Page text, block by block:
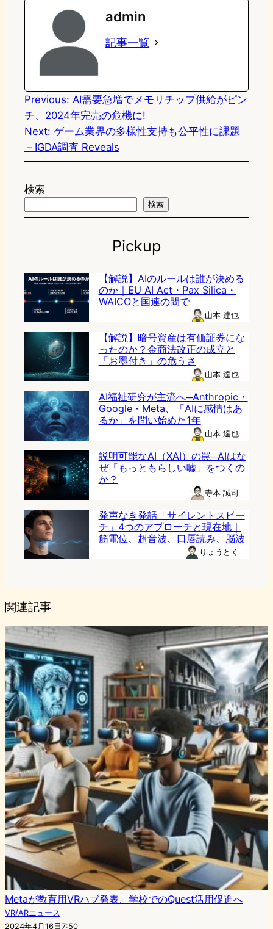
o
d
n
s
k
k
admin
記事一覧
Previous: AI需要急増でメモリチップ供給がピン
チ、2024年完売の危機に!
Next: ゲーム業界の多様性支持も公平性に課題
－IGDA調査 Reveals
検索
検索
Pickup
【解説】AIのルールは誰が決める
のか｜EU AI Act・Pax Silica・
WAICOと国連の間で
山本 達也
【解説】暗号資産は有価証券にな
ったのか？金商法改正の成立と
「お墨付き」の危うさ
山本 達也
AI福祉研究が主流へ─Anthropic・
Google・Meta、「AIに感情はあ
るか」を問い始めた1年
山本 達也
説明可能なAI（XAI）の罠─AIはな
ぜ「もっともらしい嘘」をつくの
か？
寺本 誠司
発声なき発話「サイレントスピー
チ」4つのアプローチと現在地｜
筋電位、超音波、口唇読み、脳波
りょうとく
関連記事
Metaが教育用VRハブ発表、学校でのQuest活用促進へ
VR/ARニュース
2024年4月16日7:50